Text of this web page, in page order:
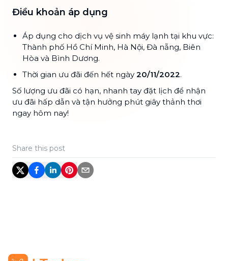
Điều khoản áp dụng
Áp dụng cho dịch vụ vệ sinh máy lạnh tại khu vực:
Thành phố Hồ Chí Minh, Hà Nội, Đà nẵng, Biên
Hòa và Bình Dương.
Thời gian ưu đãi đến hết ngày 20/11/2022.
Số lượng ưu đãi có hạn, nhanh tay đặt lịch để nhận
ưu đãi hấp dẫn và tận hưởng phút giây thảnh thơi
ngay hôm nay!
Share this post